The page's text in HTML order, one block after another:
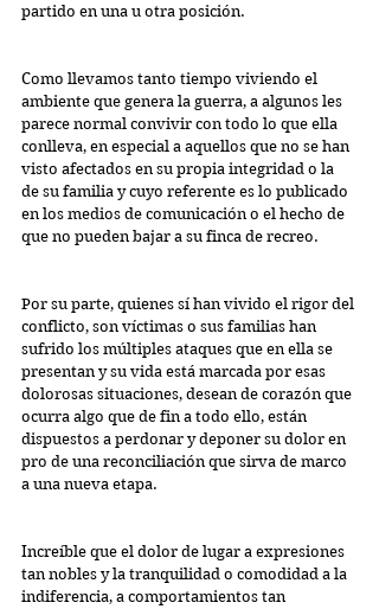
partido en una u otra posición.
Como llevamos tanto tiempo viviendo el
ambiente que genera la guerra, a algunos les
parece normal convivir con todo lo que ella
conlleva, en especial a aquellos que no se han
visto afectados en su propia integridad o la
de su familia y cuyo referente es lo publicado
en los medios de comunicación o el hecho de
que no pueden bajar a su finca de recreo.
Por su parte, quienes sí han vivido el rigor del
conflicto, son víctimas o sus familias han
sufrido los múltiples ataques que en ella se
presentan y su vida está marcada por esas
dolorosas situaciones, desean de corazón que
ocurra algo que de fin a todo ello, están
dispuestos a perdonar y deponer su dolor en
pro de una reconciliación que sirva de marco
a una nueva etapa.
Increíble que el dolor de lugar a expresiones
tan nobles y la tranquilidad o comodidad a la
indiferencia, a comportamientos tan